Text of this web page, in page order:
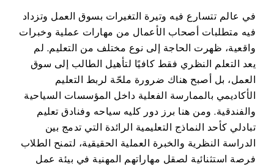
في عالم تتسارع فيه وتيرة التغيرات بسوق العمل وتزداد
فيه متطلبات أصحاب الأعمال من مهارات عملية وخبرات
واقعية، ظهرت الحاجة إلى نوع مختلف من التعليم. لم
يعد التعلم النظري فقط كافيًا لتأهيل الطالب إلى سوق
العمل، بل أصبح هناك ضرورة ملحّة لربط التعليم
الأكاديمي بالممارسة الفعلية داخل المؤسسات السياحية
والفندقية. ومن هنا برز دور كليه سياحه وفنادق تعليم
تبادلي كأحد النماذج التعليمية الرائدة التي تدمج بين
الدراسة النظرية والخبرة العملية الحقيقية، لتمنح الطلاب
فرصة استثنائية لصقل مهاراتهم المهنية في بيئة عمل